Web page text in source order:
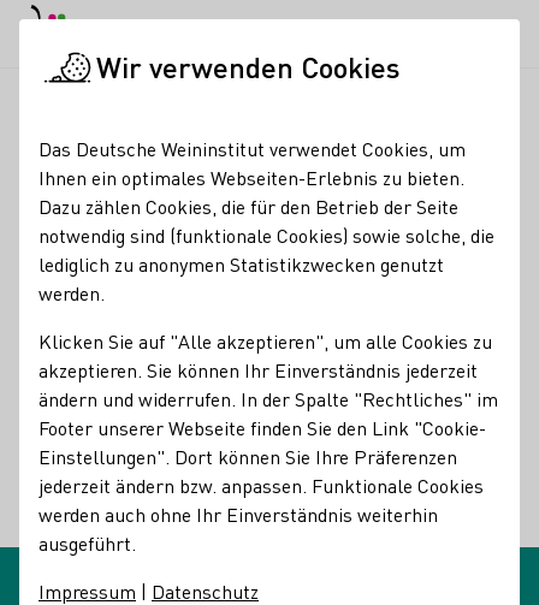
Glossareinträge
Name des Begriffes:
Mutation
Beschreibungen des Begriffes:
Mutation
Genetische Veränderung im Erbgut eines Lebewesens oder
einer Pflanze. Zum Beispiel wird vermutet, dass die
Rebsorte Grauburgunder eine Mutation des
Spätburgunders ist.
Zurück
Wir verwenden Cookies
Das Deutsche Weininstitut verwendet Cookies, um
Ihnen ein optimales Webseiten-Erlebnis zu bieten.
Dazu zählen Cookies, die für den Betrieb der Seite
notwendig sind (funktionale Cookies) sowie solche, die
lediglich zu anonymen Statistikzwecken genutzt
werden.
Klicken Sie auf "Alle akzeptieren", um alle Cookies zu
akzeptieren. Sie können Ihr Einverständnis jederzeit
ändern und widerrufen. In der Spalte "Rechtliches" im
Footer unserer Webseite finden Sie den Link "Cookie-
Einstellungen". Dort können Sie Ihre Präferenzen
jederzeit ändern bzw. anpassen. Funktionale Cookies
werden auch ohne Ihr Einverständnis weiterhin
ausgeführt.
Impressum | Datenschutz